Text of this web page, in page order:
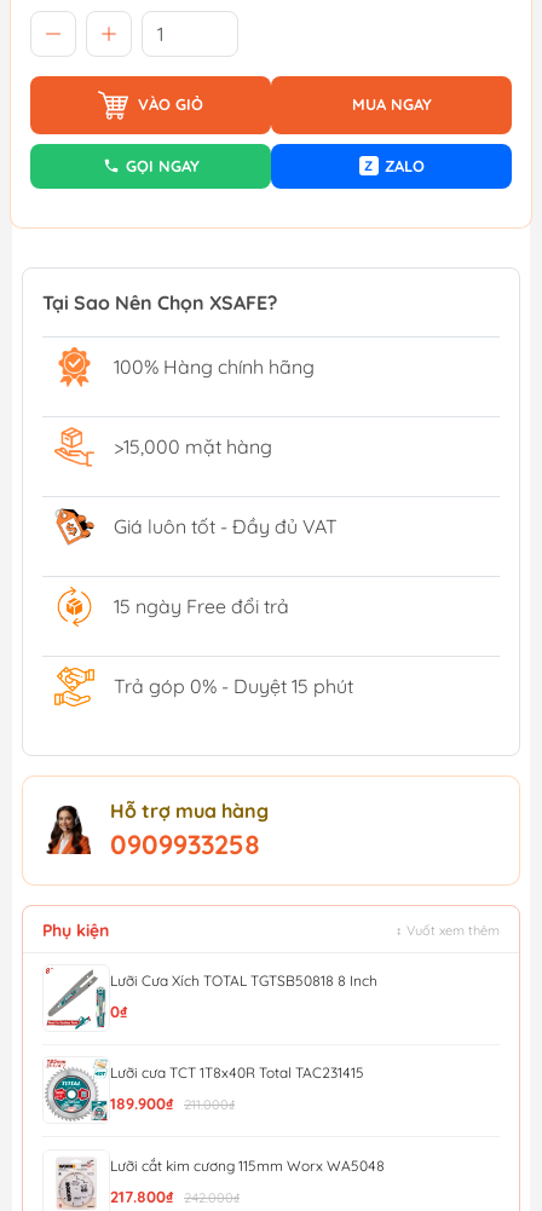
VÀO GIỎ MUA NGAY
GỌI NGAY Z ZALO
Tại Sao Nên Chọn XSAFE?
100% Hàng chính hãng
>15,000 mặt hàng
Giá luôn tốt - Đầy đủ VAT
15 ngày Free đổi trả
Trả góp 0% - Duyệt 15 phút
Hỗ trợ mua hàng
0909933258
Phụ kiện ↕ Vuốt xem thêm
Lưỡi Cưa Xích TOTAL TGTSB50818 8 Inch
0₫
Lưỡi cưa TCT 1T8x40R Total TAC231415
189.900₫ 211.000₫
Lưỡi cắt kim cương 115mm Worx WA5048
217.800₫ 242.000₫